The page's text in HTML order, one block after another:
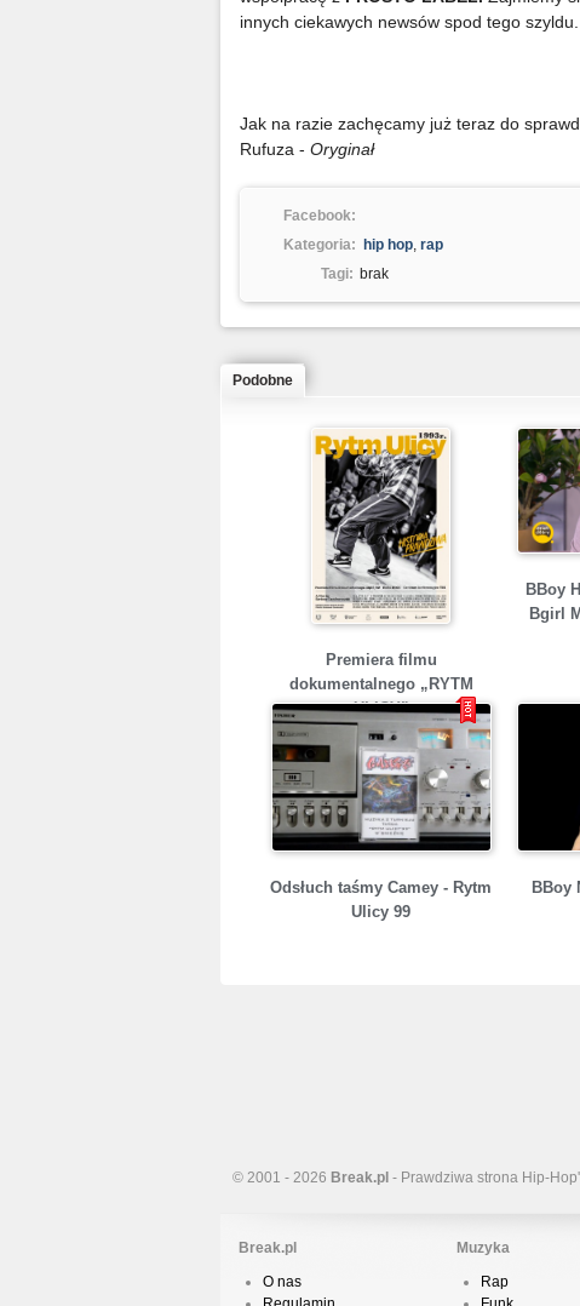
innych ciekawych newsów spod tego szyldu.
Jak na razie zachęcamy już teraz do
Rufuza - Oryginał
Facebook:
Kategoria:
hip hop, rap
Tagi: brak
Podobne
Premiera filmu
dokumentalnego „RYTM
ULICY”
BBoy
Bgirl
Odsłuch taśmy Camey - Rytm
Ulicy 99
BBoy
© 2001 - 2026 Break.pl - Prawdziwa strona Hip-
Break.pl
O nas
Muzyka
Rap